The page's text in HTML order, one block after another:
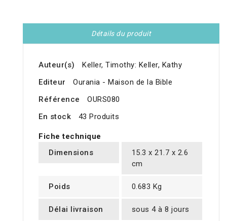
Détails du produit
Auteur(s)
Keller, Timothy: Keller, Kathy
Editeur
Ourania - Maison de la Bible
Référence
OURS080
En stock
43 Produits
Fiche technique
Dimensions
15.3 x 21.7 x 2.6
cm
Poids 0.683 Kg
Délai livraison sous 4 à 8 jours